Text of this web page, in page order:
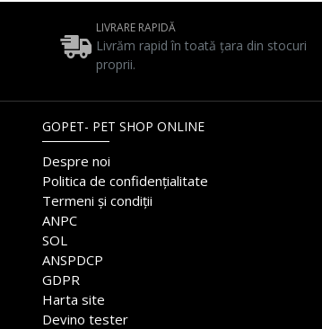
LIVRARE RAPIDĂ
Livrăm rapid în toată țara din stocuri
proprii.
GOPET- PET SHOP ONLINE
Despre noi
Politica de confidențialitate
Termeni și condiții
ANPC
SOL
ANSPDCP
GDPR
Harta site
Devino tester